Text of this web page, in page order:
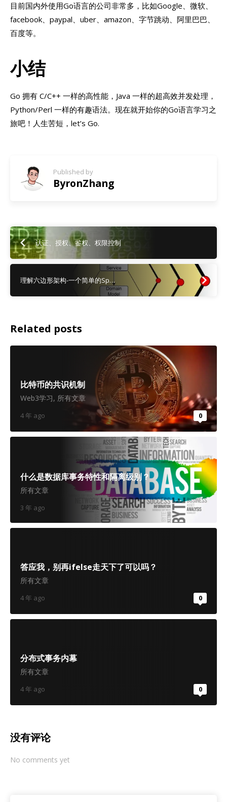
目前国内外使用Go语言的公司非常多，比如Google、微软、
facebook、paypal、uber、amazon、字节跳动、阿里巴巴、
百度等。
小结
Go 拥有 C/C++ 一样的高性能，Java 一样的超高效并发处理，
Python/Perl 一样的有趣语法。现在就开始你的Go语言学习之
旅吧！人生苦短，let’s Go.
Published by
ByronZhang
认证、授权、鉴权、权限控制
理解六边形架构-一个简单的Sp…
Related posts
比特币的共识机制
Web3学习, 所有文章
4 年 ago 0
什么是数据库事务特性和隔离级别？
所有文章
3 年 ago
答应我，别再ifelse走天下了可以吗？
所有文章
4 年 ago 0
分布式事务内幕
所有文章
4 年 ago 0
没有评论
No comments yet